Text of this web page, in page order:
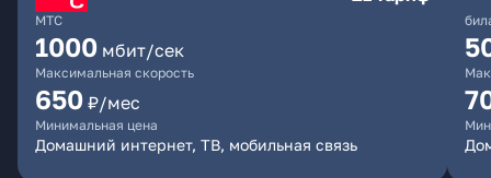
МТС
1000 мбит/сек
Максимальная скорость
650 ₽/мес
Минимальная цена
Домашний интернет, ТВ, мобильная связь